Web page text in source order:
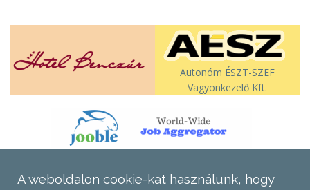
Autonóm ÉSZT-SZEF
Vagyonkezelő Kft.
A weboldalon cookie-kat használunk, hogy